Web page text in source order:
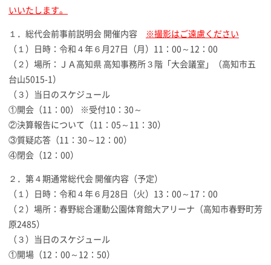
いいたします。
１．総代会前事前説明会 開催内容
※撮影はご遠慮ください
（１）日時：令和４年６月27日（月）11：00～12：00
（２）場所：ＪＡ高知県 高知事務所３階「大会議室」（高知市五
台山5015-1）
（３）当日のスケジュール
①開会（11：00） ※受付10：30～
②決算報告について（11：05～11：30）
③質疑応答（11：30～12：00）
④閉会（12：00）
２．第４期通常総代会 開催内容（予定）
（１）日時：令和４年６月28日（火）13：00～17：00
（２）場所：春野総合運動公園体育館大アリーナ（高知市春野町芳
原2485）
（３）当日のスケジュール
①開場（12：00～12：50）